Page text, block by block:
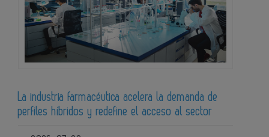
La industria farmacéutica acelera la demanda de
perfiles híbridos y redefine el acceso al sector